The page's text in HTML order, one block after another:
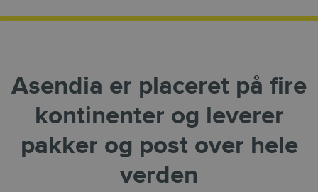
Asendia er placeret på fire
kontinenter og leverer
pakker og post over hele
verden